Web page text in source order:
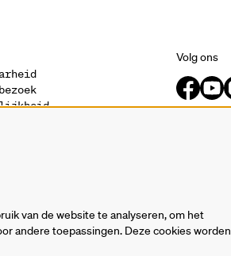
Volg ons
van de website te analyseren, om het
andere toepassingen. Deze cookies worden